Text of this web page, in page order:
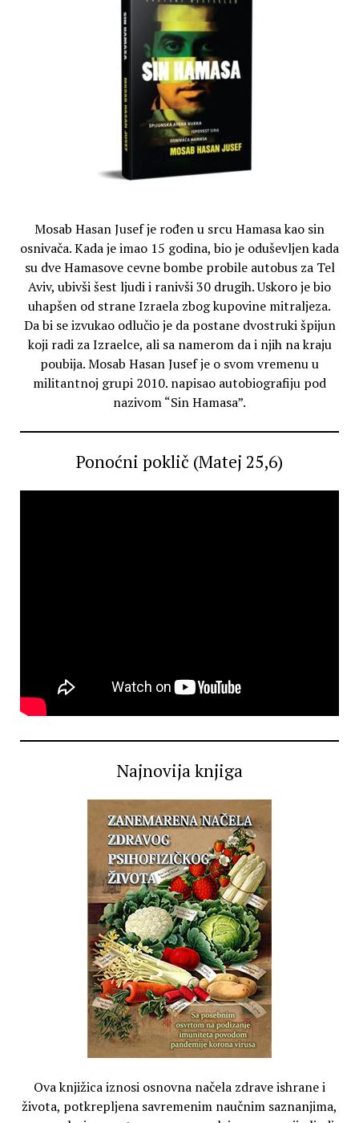
Mosab Hasan Jusef je rođen u srcu Hamasa kao sin
osnivača. Kada je imao 15 godina, bio je oduševljen kada
su dve Hamasove cevne bombe probile autobus za Tel
Aviv, ubivši šest ljudi i ranivši 30 drugih. Uskoro je bio
uhapšen od strane Izraela zbog kupovine mitraljeza.
Da bi se izvukao odlučio je da postane dvostruki špijun
koji radi za Izraelce, ali sa namerom da i njih na kraju
poubija. Mosab Hasan Jusef je o svom vremenu u
militantnoj grupi 2010. napisao autobiografiju pod
nazivom “Sin Hamasa”.
Ponoćni poklič (Matej 25,6)
Najnovija knjiga
Ova knjižica iznosi osnovna načela zdrave ishrane i
života, potkrepljena savremenim naučnim saznanjima,